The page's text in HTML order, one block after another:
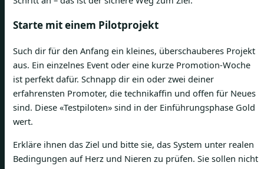
Starte mit einem Pilotprojekt
Such dir für den Anfang ein kleines, überschauberes Projekt
aus. Ein einzelnes Event oder eine kurze Promotion-Woche
ist perfekt dafür. Schnapp dir ein oder zwei deiner
erfahrensten Promoter, die technikaffin und offen für Neues
sind. Diese «Testpiloten» sind in der Einführungsphase Gold
wert.
Erkläre ihnen das Ziel und bitte sie, das System unter realen
Bedingungen auf Herz und Nieren zu prüfen. Sie sollen nicht